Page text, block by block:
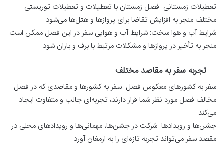
تعطیلات زمستانی فصل زمستان با تعطیلات و تعطیلات توریستی
مختلف منجر به افزایش تقاضا برای پروازها و هتل‌ها می‌شود.
شرایط آب و هوا سخت: شرایط آب و هوایی سفر در این فصل ممکن است
منجر به تأخیر در پروازها و مشکلات مرتبط با برف و باران شود.
تجربه سفر به مقاصد مختلف
سفر به کشورهای معکوس فصل سفر به کشورها و مقاصدی که در فصل
مخالف فصل مورد نظر شما قرار دارند، تجربه‌ای جالب و متفاوت ایجاد
می‌کند.
جشن‌ها و رویدادها شرکت در جشن‌ها، مهمانی‌ها و رویدادهای محلی در
مقصد سفر می‌تواند تجربه تازه‌ای را به ارمغان آورد.